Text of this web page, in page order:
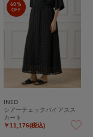
60%
OFF
INED
シアーチェックバイアスス
カート
￥11,176(税込)